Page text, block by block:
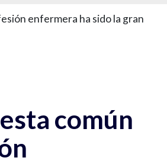
enfermera ha sido la gran
común